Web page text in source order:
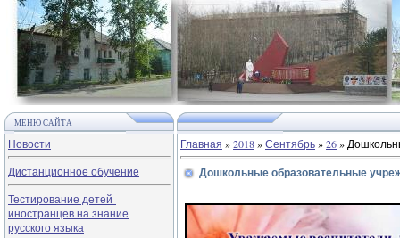
МЕНЮ САЙТА
Новости
Дистанционное обучение
Тестирование детей-
иностранцев на знание
русского языка
Главная »2018»Сентябрь»26»
Дошкольные образовательные